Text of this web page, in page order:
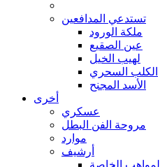
تستدعي المدافعين
ملكة الورود
عين الصقيع
لهيب الخيل
الكلب السحري
الأسد المجنح
أخرى
عسكري
مروحة الفن البطل
موارد
أرشيف